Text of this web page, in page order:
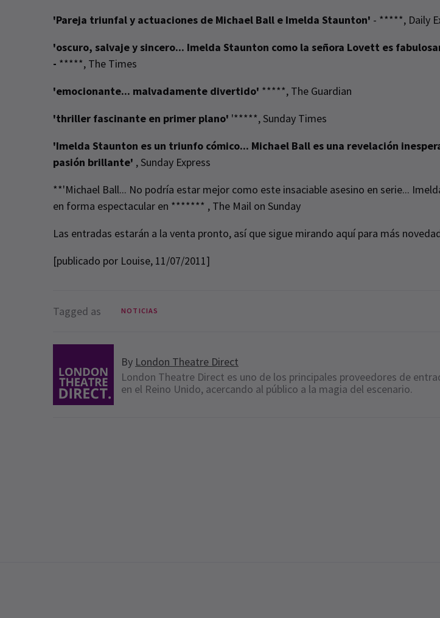
'Pareja triunfal y actuaciones de Michael Ball e Imelda Staunton' - *****, Daily
'oscuro, salvaje y sincero... Imelda Staunton como la señora Lovett es
- *****, The Times
'emocionante... malvadamente divertido' *****, The Guardian
'thriller fascinante en primer plano' '*****, Sunday Times
'Imelda Staunton es un triunfo cómico... Michael Ball es una revelación
pasión brillante' , Sunday Express
**'Michael Ball... No podría estar mejor como este insaciable asesino en serie...
en forma espectacular en ******* , The Mail on Sunday
Las entradas estarán a la venta pronto, así que sigue mirando aquí para más
[publicado por Louise, 11/07/2011]
Tagged as NOTICIAS
By London Theatre Direct
London Theatre Direct es uno de los principales proveedores de
en el Reino Unido, acercando al público a la magia del escenario.